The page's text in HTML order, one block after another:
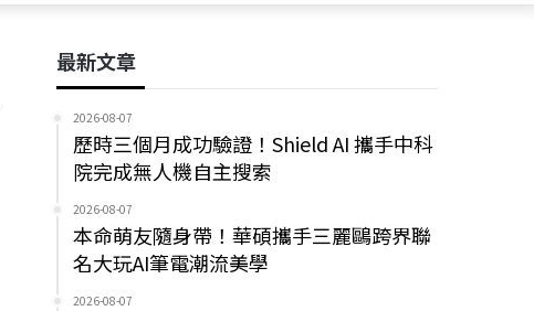
最新文章
2026-08-07
歷時三個月成功驗證！Shield AI 攜手中科
院完成無人機自主搜索
2026-08-07
本命萌友隨身帶！華碩攜手三麗鷗跨界聯
名大玩AI筆電潮流美學
2026-08-07